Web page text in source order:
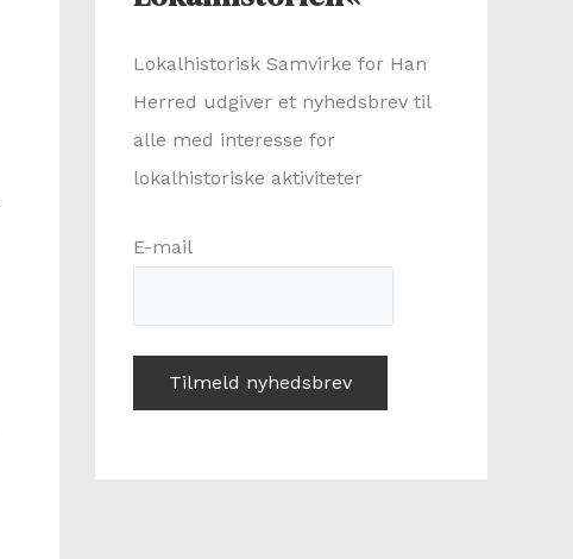
r
Lokalhistorisk Samvirke for Han
Herred udgiver et nyhedsbrev til
alle med interesse for
lokalhistoriske aktiviteter
E-mail